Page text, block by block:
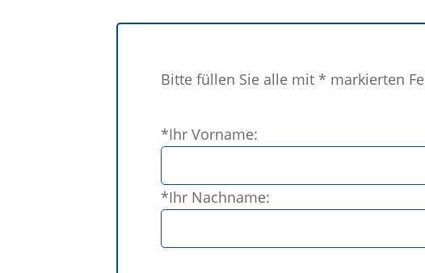
Bitte füllen Sie alle mit * markierten
lasse
Feld
leer.
*Ihr Vorname:
*Ihr Nachname: